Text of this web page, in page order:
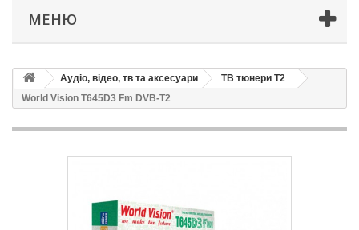
МЕНЮ
Аудіо, відео, тв та аксесуари
ТВ тюнери Т2
World Vision T645D3 Fm DVB-T2